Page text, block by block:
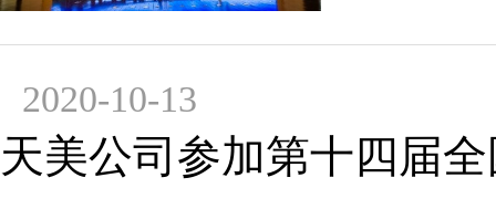
2020-10-13
天美公司参加第十四届